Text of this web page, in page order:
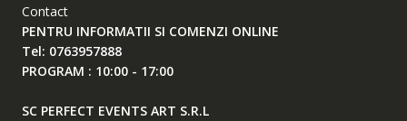
Contact
PENTRU INFORMATII SI COMENZI ONLINE
Tel: 0763957888
PROGRAM : 10:00 - 17:00
SC PERFECT EVENTS ART S.R.L